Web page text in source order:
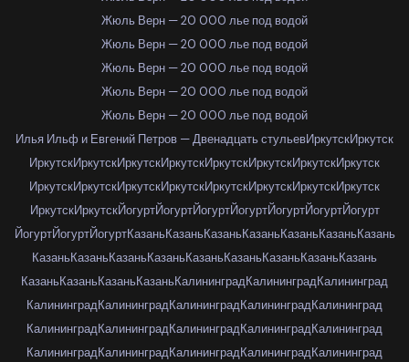
Жюль Верн — 20 000 лье под водой
Жюль Верн — 20 000 лье под водой
Жюль Верн — 20 000 лье под водой
Жюль Верн — 20 000 лье под водой
Жюль Верн — 20 000 лье под водой
Илья Ильф и Евгений Петров — Двенадцать стульевИркутскИркутск
ИркутскИркутскИркутскИркутскИркутскИркутскИркутскИркутск
ИркутскИркутскИркутскИркутскИркутскИркутскИркутскИркутск
ИркутскИркутскЙогуртЙогуртЙогуртЙогуртЙогуртЙогуртЙогурт
ЙогуртЙогуртЙогуртКазаньКазаньКазаньКазаньКазаньКазаньКазань
КазаньКазаньКазаньКазаньКазаньКазаньКазаньКазаньКазань
КазаньКазаньКазаньКазаньКалининградКалининградКалининград
КалининградКалининградКалининградКалининградКалининград
КалининградКалининградКалининградКалининградКалининград
КалининградКалининградКалининградКалининградКалининград